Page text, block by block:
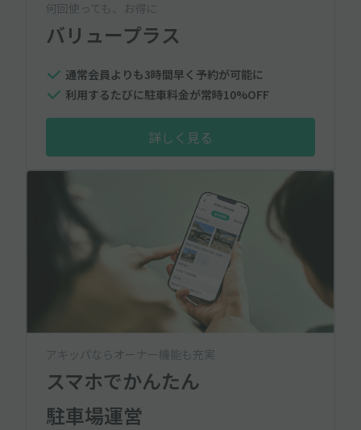
何回使っても、お得に
バリュープラス
通常会員よりも3時間早く予約が可能に
利用するたびに駐車料金が常時10%OFF
詳しく見る
アキッパならオーナー機能も充実
スマホでかんたん
駐車場運営